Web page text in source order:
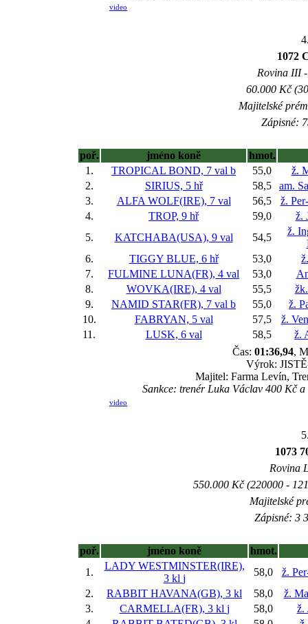
video
1072
Rovina III
60.000 Kč
Majitelské
Zápisné:
poř. jméno koně
hmot.
1.
TROPICAL BOND, 7 val b 55,0
ž.
2.
SIRIUS, 5 hř 58,5
am.
3.
ALFA WOLF(IRE), 7 val 56,5
ž.
4.
TROP, 9 hř 59,0
ž.
5.
KATCHABA(USA), 9 val 54,5
ž.
6.
TIGGY BLUE, 6 hř 53,0
7.
FULMINE LUNA(FR), 4 val 53,0
8.
WOVKA(IRE), 4 val 55,5
9.
NAMID STAR(FR), 7 val b 55,0
ž.
10.
FABRYAN, 5 val 57,5
ž.
11.
LUSK, 6 val 58,5
ž.
Čas: 01:36,94,
Výrok:
Majitel: Farma Levín,
Sankce: trenér Luka Václav 400 Kč
video
1073
Rovina
550.000 Kč (220000 -
Majitelské
Zápisné: 3
poř. jméno koně
hmot.
1.
LADY WESTMINSTER(IRE),
3 kl j
58,0
ž.
2.
RABBIT HAVANA(GB), 3 kl 58,0
ž.
3.
CARMELLA(FR), 3 kl j 58,0
ž.